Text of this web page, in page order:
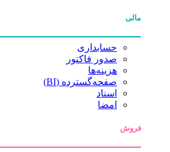
مالی
حسابداری
صدور فاکتور
هزینه‌ها
صفحه‌گسترده (BI)
اسناد
امضا
فروش